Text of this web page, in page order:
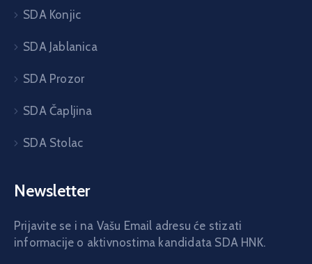
SDA Konjic
SDA Jablanica
SDA Prozor
SDA Čapljina
SDA Stolac
Newsletter
Prijavite se i na Vašu Email adresu će stizati
informacije o aktivnostima kandidata SDA HNK.